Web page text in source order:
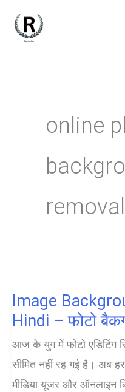
online
removal
Image
Hindi – फोटो
आज के युग में फोटो एडिटिंग
सीमित नहीं रह गई है। अब
मीडिया यूजर और ऑनलाइन